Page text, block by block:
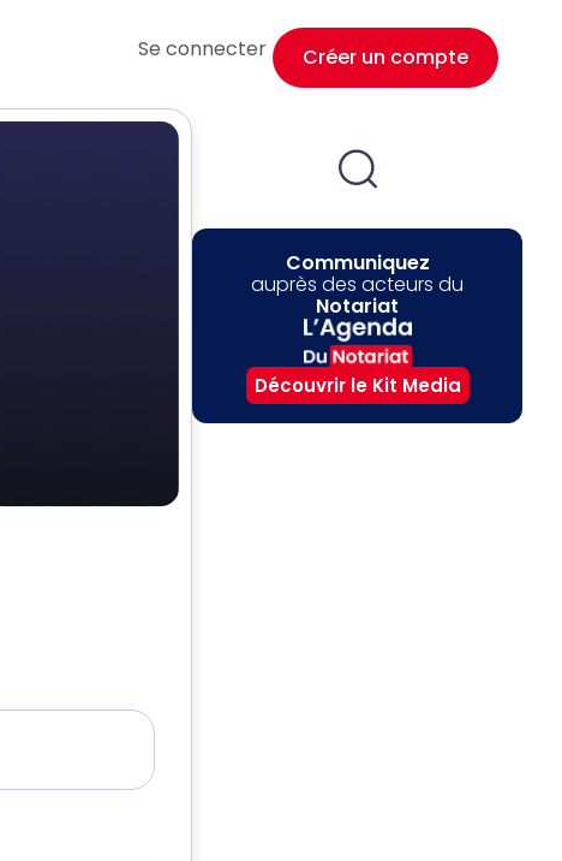
Se connecter Créer un compte
Communiquez
auprès des acteurs du
Notariat
Découvrir le Kit Media